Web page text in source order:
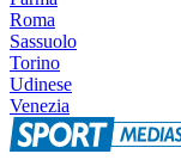
Roma
Sassuolo
Torino
Udinese
Venezia